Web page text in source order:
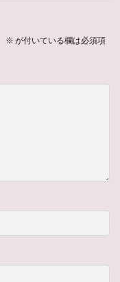
※ が付いている欄は必須項